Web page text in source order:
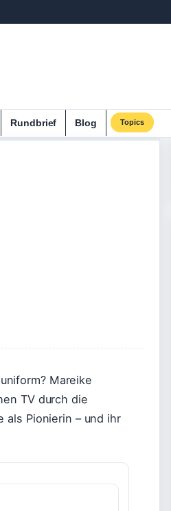
Rundbrief Blog Topics
Mareike
TV durch die
als Pionierin – und ihr